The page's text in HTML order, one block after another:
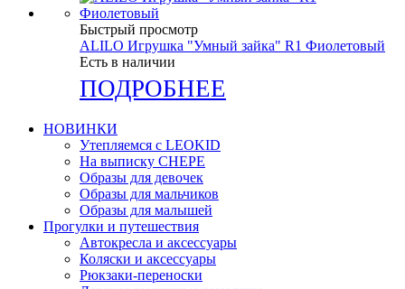
Быстрый просмотр
ALILO Игрушка "Умный зайка" R1 Фиолетовый
Есть в наличии
ПОДРОБНЕЕ
НОВИНКИ
Утепляемся с LEOKID
На выписку CHEPE
Образы для девочек
Образы для мальчиков
Образы для малышей
Прогулки и путешествия
Автокресла и аксессуары
Коляски и аксессуары
Рюкзаки-переноски